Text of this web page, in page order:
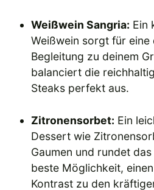
Weißwein Sangria: Ein
Weißwein sorgt für
Begleitung zu deinem
balanciert die
Steaks perfekt aus.
Zitronensorbet: Ein
Dessert wie
Gaumen und rundet
beste Möglichkeit,
Kontrast zu den